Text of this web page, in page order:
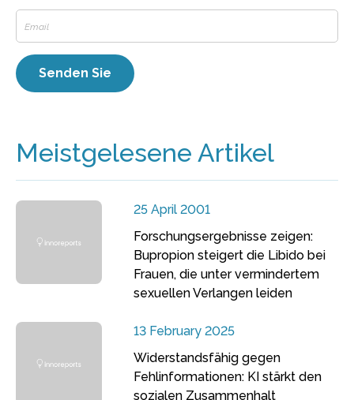
Meistgelesene Artikel
25 April 2001
Forschungsergebnisse zeigen:
Bupropion steigert die Libido bei
Frauen, die unter vermindertem
sexuellen Verlangen leiden
13 February 2025
Widerstandsfähig gegen
Fehlinformationen: KI stärkt den
sozialen Zusammenhalt